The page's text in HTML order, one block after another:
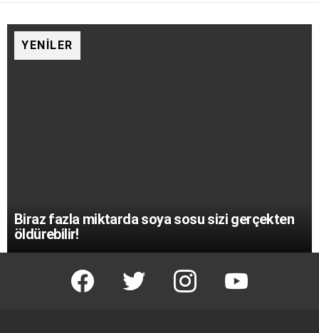
YENILER
Biraz fazla miktarda soya sosu sizi gerçekten
öldürebilir!
facebook twitter instagram youtube